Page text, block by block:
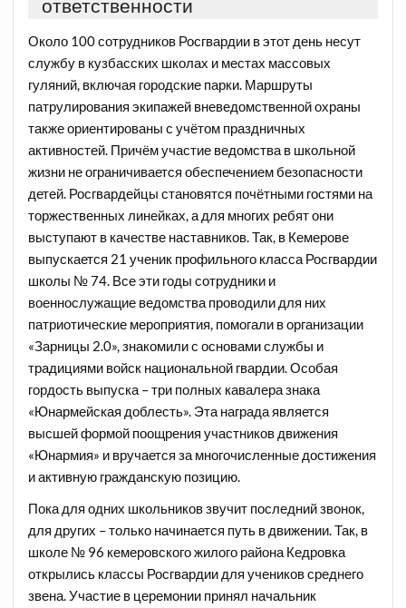
ответственности
Около 100 сотрудников Росгвардии в этот день несут
службу в кузбасских школах и местах массовых
гуляний, включая городские парки. Маршруты
патрулирования экипажей вневедомственной охраны
также ориентированы с учётом праздничных
активностей. Причём участие ведомства в школьной
жизни не ограничивается обеспечением безопасности
детей. Росгвардейцы становятся почётными гостями на
торжественных линейках, а для многих ребят они
выступают в качестве наставников. Так, в Кемерове
выпускается 21 ученик профильного класса Росгвардии
школы № 74. Все эти годы сотрудники и
военнослужащие ведомства проводили для них
патриотические мероприятия, помогали в организации
«Зарницы 2.0», знакомили с основами службы и
традициями войск национальной гвардии. Особая
гордость выпуска – три полных кавалера знака
«Юнармейская доблесть». Эта награда является
высшей формой поощрения участников движения
«Юнармия» и вручается за многочисленные достижения
и активную гражданскую позицию.
Пока для одних школьников звучит последний звонок,
для других – только начинается путь в движении. Так, в
школе № 96 кемеровского жилого района Кедровка
открылись классы Росгвардии для учеников среднего
звена. Участие в церемонии принял начальник